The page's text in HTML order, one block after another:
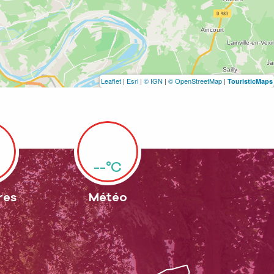
Leaflet | Esri | © IGN | © OpenStreetMap | TouristicMaps
--°C
Météo